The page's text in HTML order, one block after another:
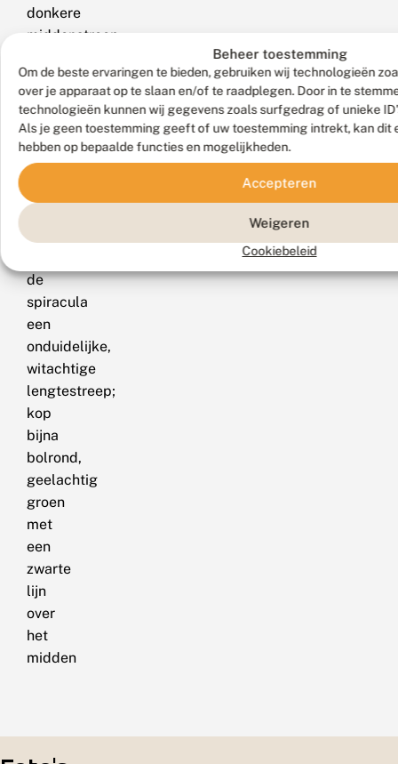
Beheer toestemming
Om de beste ervaringen te bieden, gebruiken wij technologieën
over je apparaat op te slaan en/of te raadplegen. Door in te
technologieën kunnen wij gegevens zoals surfgedrag of unieke
Als je geen toestemming geeft of uw toestemming intrekt, kan dit
hebben op bepaalde functies en mogelijkheden.
Accepteren
Weigeren
Cookiebeleid
donkere
middenstreep
op
de
flanken
een
zwartgezoomde,
lengtestreep;
de
spiracula
een
onduidelijke,
witachtige
lengtestreep;
kop
bijna
bolrond,
geelachtig
groen
met
een
zwarte
lijn
over
het
midden